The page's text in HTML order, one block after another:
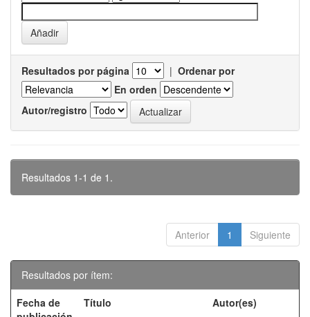
Resultados por página | Ordenar por
En orden
Autor/registro
Resultados 1-1 de 1.
Anterior 1 Siguiente
Resultados por ítem:
Fecha de
Título Autor(es)